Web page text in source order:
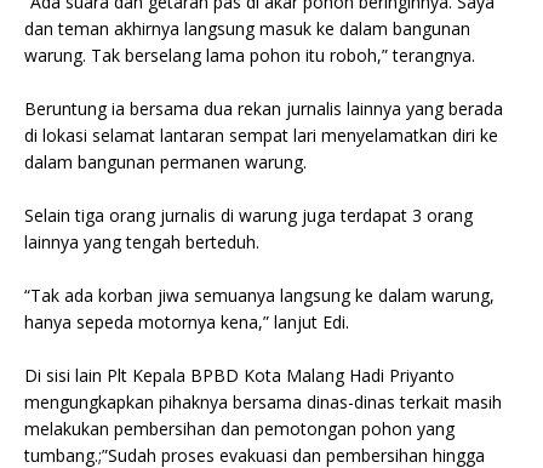
dan teman akhirnya langsung masuk ke dalam bangunan
warung. Tak berselang lama pohon itu roboh,” terangnya.
Beruntung ia bersama dua rekan jurnalis lainnya yang berada
di lokasi selamat lantaran sempat lari menyelamatkan diri ke
dalam bangunan permanen warung.
Selain tiga orang jurnalis di warung juga terdapat 3 orang
lainnya yang tengah berteduh.
“Tak ada korban jiwa semuanya langsung ke dalam warung,
hanya sepeda motornya kena,” lanjut Edi.
Di sisi lain Plt Kepala BPBD Kota Malang Hadi Priyanto
mengungkapkan pihaknya bersama dinas-dinas terkait masih
melakukan pembersihan dan pemotongan pohon yang
tumbang.;”Sudah proses evakuasi dan pembersihan hingga